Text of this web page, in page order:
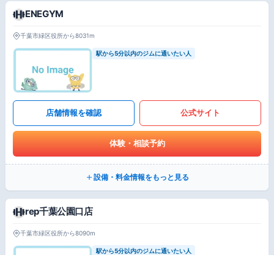
ENEGYM
千葉市緑区役所から8031m
駅から5分以内のジムに通いたい人
店舗情報を確認 公式サイト
体験・相談予約
設備・料金情報をもっと見る
rep千葉公園口店
千葉市緑区役所から8090m
駅から5分以内のジムに通いたい人